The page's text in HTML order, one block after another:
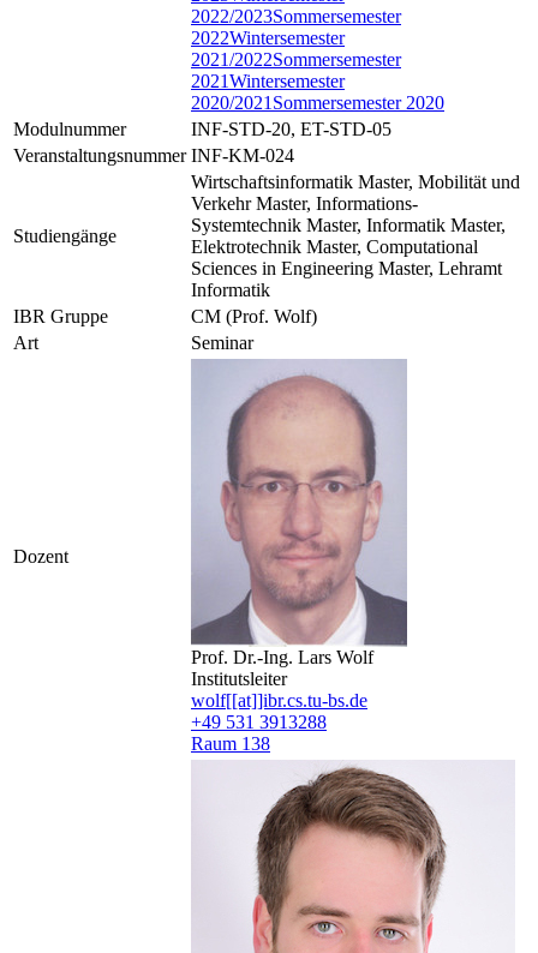
2022/2023Sommersemester
2022Wintersemester
2021/2022Sommersemester
2021Wintersemester
2020/2021Sommersemester 2020
Modulnummer
INF-STD-20, ET-STD-05
Veranstaltungsnummer INF-KM-024
Studiengänge
Wirtschaftsinformatik Master, Mobilität und
Verkehr Master, Informations-
Systemtechnik Master, Informatik Master,
Elektrotechnik Master, Computational
Sciences in Engineering Master, Lehramt
Informatik
IBR Gruppe
CM (Prof. Wolf)
Art
Seminar
Dozent
Prof. Dr.-Ing. Lars Wolf
Institutsleiter
wolf[[at]]ibr.cs.tu-bs.de
+49 531 3913288
Raum 138